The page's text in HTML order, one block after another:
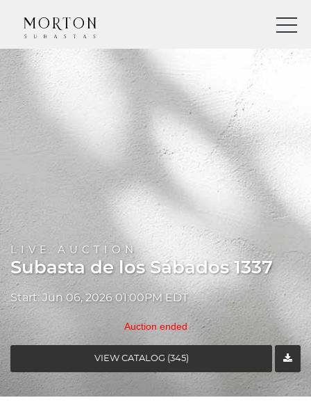
LIVE AUCTION
Subasta de los Sábados 1337
Start: Jun 06, 2026 01:00PM EDT
Auction ended
VIEW CATALOG (345)